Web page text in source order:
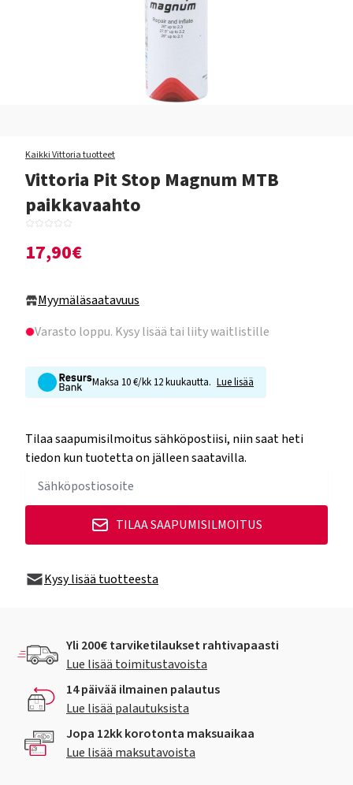
Kaikki Vittoria tuotteet
Vittoria Pit Stop Magnum MTB
paikkavaahto
17,90€
Myymäläsaatavuus
Varasto loppu. Kysy lisää tai liity waitlistille
Maksa 10 €/kk 12 kuukautta. Lue lisää
Tilaa saapumisilmoitus sähköpostiisi, niin saat heti
tiedon kun tuotetta on jälleen saatavilla.
TILAA SAAPUMISILMOITUS
Kysy lisää tuotteesta
Yli 200€ tarviketilaukset rahtivapaasti
Lue lisää toimitustavoista
14 päivää ilmainen palautus
Lue lisää palautuksista
Jopa 12kk korotonta maksuaikaa
Lue lisää maksutavoista